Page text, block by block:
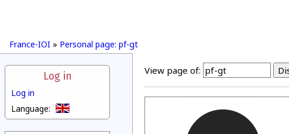
France-IOI » Personal page: pf-gt
Log in
Log in
Language:
View page of: